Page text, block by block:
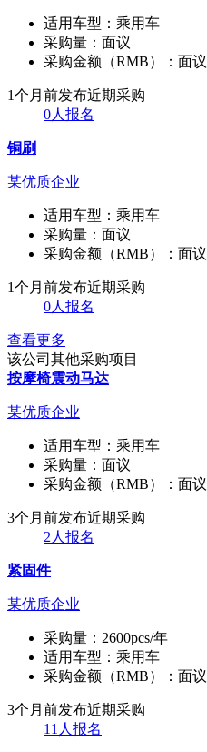
适用车型： 乘用车
采购量： 面议
采购金额（RMB）： 面议
1个月前发布近期采购
0人报名
铜刷
某优质企业
适用车型： 乘用车
采购量： 面议
采购金额（RMB）： 面议
1个月前发布近期采购
0人报名
查看更多
该公司其他采购项目
按摩椅震动马达
某优质企业
适用车型： 乘用车
采购量： 面议
采购金额（RMB）： 面议
3个月前发布近期采购
2人报名
紧固件
某优质企业
采购量： 2600pcs/年
适用车型： 乘用车
采购金额（RMB）： 面议
3个月前发布近期采购
11人报名